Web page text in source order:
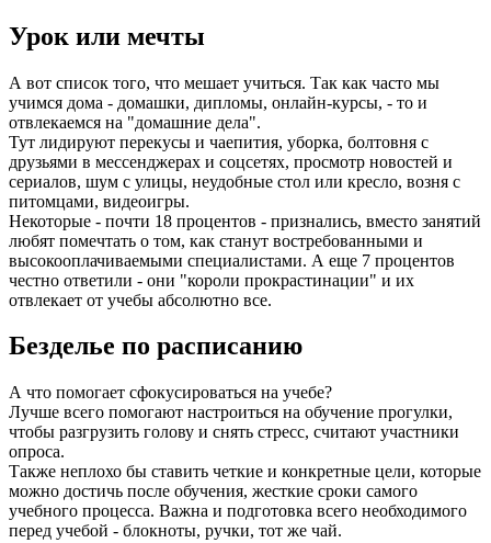
Урок или мечты
А вот список того, что мешает учиться. Так как часто мы
учимся дома - домашки, дипломы, онлайн-курсы, - то и
отвлекаемся на "домашние дела".
Тут лидируют перекусы и чаепития, уборка, болтовня с
друзьями в мессенджерах и соцсетях, просмотр новостей и
сериалов, шум с улицы, неудобные стол или кресло, возня с
питомцами, видеоигры.
Некоторые - почти 18 процентов - признались, вместо занятий
любят помечтать о том, как станут востребованными и
высокооплачиваемыми специалистами. А еще 7 процентов
честно ответили - они "короли прокрастинации" и их
отвлекает от учебы абсолютно все.
Безделье по расписанию
А что помогает сфокусироваться на учебе?
Лучше всего помогают настроиться на обучение прогулки,
чтобы разгрузить голову и снять стресс, считают участники
опроса.
Также неплохо бы ставить четкие и конкретные цели, которые
можно достичь после обучения, жесткие сроки самого
учебного процесса. Важна и подготовка всего необходимого
перед учебой - блокноты, ручки, тот же чай.